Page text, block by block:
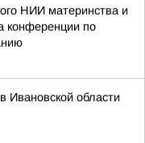
НИИ материнства и
конференции по
Ивановской области